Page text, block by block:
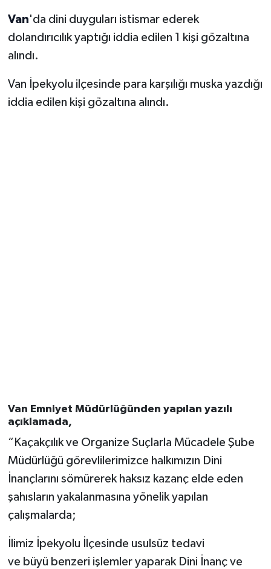
Van'da dini duyguları istismar ederek
dolandırıcılık yaptığı iddia edilen 1 kişi gözaltına
alındı.
Van İpekyolu ilçesinde para karşılığı muska yazdığı
iddia edilen kişi gözaltına alındı.
Van Emniyet Müdürlüğünden yapılan yazılı
açıklamada,
“Kaçakçılık ve Organize Suçlarla Mücadele Şube
Müdürlüğü görevlilerimizce halkımızın Dini
İnançlarını sömürerek haksız kazanç elde eden
şahısların yakalanmasına yönelik yapılan
çalışmalarda;
İlimiz İpekyolu İlçesinde usulsüz tedavi
ve büyü benzeri işlemler yaparak Dini İnanç ve